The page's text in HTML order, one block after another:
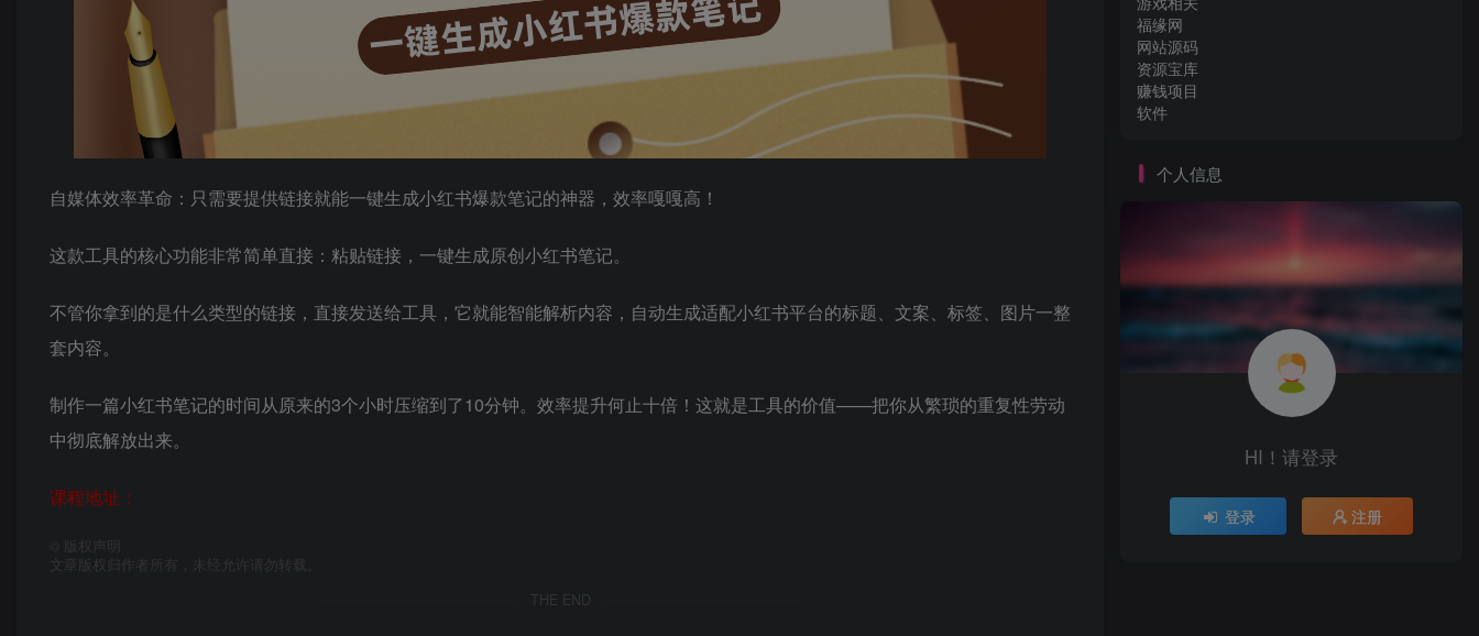
自媒体效率革命：只需要提供链接就能一键生成小红书爆款笔记的神器，效率嘎嘎高！
这款工具的核心功能非常简单直接：粘贴链接，一键生成原创小红书笔记。
不管你拿到的是什么类型的链接，直接发送给工具，它就能智能解析内容，自动生成适配小红书平台的标题、文案、标签、图片一整
套内容。
制作一篇小红书笔记的时间从原来的3个小时压缩到了10分钟。效率提升何止十倍！这就是工具的价值——把你从繁琐的重复性劳动
中彻底解放出来。
课程地址：
版权声明
文章版权归作者所有，未经允许请勿转载。
THE END
福缘网
网站源码
资源宝库
赚钱项目
软件
个人信息
HI！请登录
登录 注册